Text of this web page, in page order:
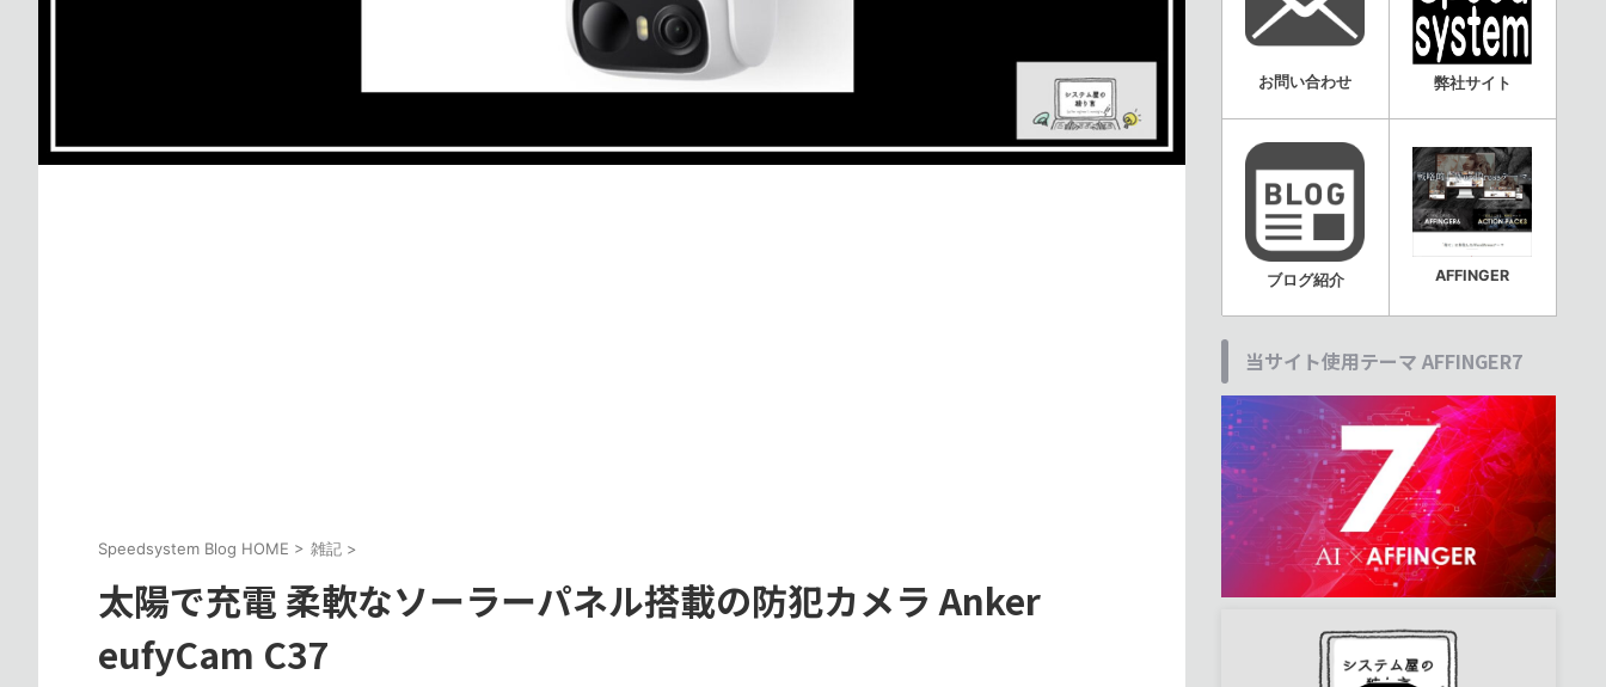
Speedsystem Blog HOME > 雑記 >
太陽で充電 柔軟なソーラーパネル搭載の防犯カメラ Anker
eufyCam C37
お問い合わせ 弊社サイト
ブログ紹介 AFFINGER
当サイト使用テーマ AFFINGER7